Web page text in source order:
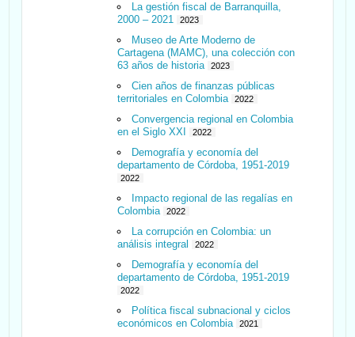
La gestión fiscal de Barranquilla,
2000 – 2021
2023
Museo de Arte Moderno de
Cartagena (MAMC), una colección con
63 años de historia
2023
Cien años de finanzas públicas
territoriales en Colombia
2022
Convergencia regional en Colombia
en el Siglo XXI
2022
Demografía y economía del
departamento de Córdoba, 1951-2019
2022
Impacto regional de las regalías en
Colombia
2022
La corrupción en Colombia: un
análisis integral
2022
Demografía y economía del
departamento de Córdoba, 1951-2019
2022
Política fiscal subnacional y ciclos
económicos en Colombia
2021